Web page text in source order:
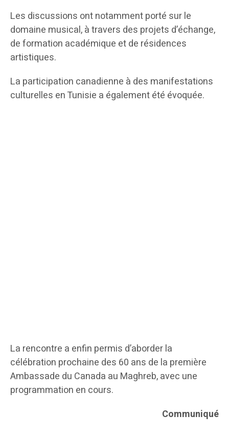
Les discussions ont notamment porté sur le
domaine musical, à travers des projets d’échange,
de formation académique et de résidences
artistiques.
La participation canadienne à des manifestations
culturelles en Tunisie a également été évoquée.
La rencontre a enfin permis d’aborder la
célébration prochaine des 60 ans de la première
Ambassade du Canada au Maghreb, avec une
programmation en cours.
Communiqué